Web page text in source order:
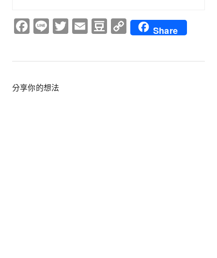
Facebook
LineTwitter
EmailDouban
Copy
Link
Share
分享你的想法